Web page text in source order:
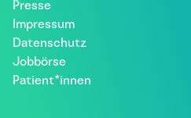
Presse
Impressum
Datenschutz
Jobbörse
Patient*innen